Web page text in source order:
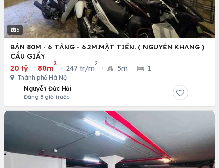
5
BÁN 80M - 6 TẦNG - 6.2M.MẶT TIỀN. ( NGUYỄN KHANG )
CẦU GIẤY
20 tỷ · 80m
2
· 247 tr/m
2
· 5m · 1
Thành phố Hà Nội
Nguyễn Đức Hải
Đăng 8 giờ trước